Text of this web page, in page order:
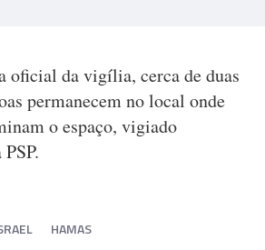
oficial da vigília, cerca de duas
permanecem no local onde
o espaço, vigiado
HAMAS